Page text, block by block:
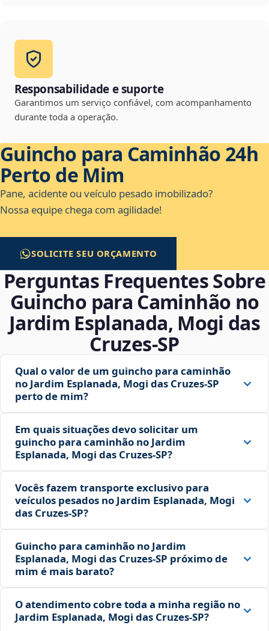
Responsabilidade e suporte
Garantimos um serviço confiável, com acompanhamento
durante toda a operação.
Guincho para Caminhão 24h
Perto de Mim
Pane, acidente ou veículo pesado imobilizado?
Nossa equipe chega com agilidade!
SOLICITE SEU ORÇAMENTO
Perguntas Frequentes Sobre
Guincho para Caminhão no
Jardim Esplanada, Mogi das
Cruzes‑SP
Qual o valor de um guincho para caminhão
no Jardim Esplanada, Mogi das Cruzes‑SP
perto de mim?
Em quais situações devo solicitar um
guincho para caminhão no Jardim
Esplanada, Mogi das Cruzes‑SP?
Vocês fazem transporte exclusivo para
veículos pesados no Jardim Esplanada, Mogi
das Cruzes‑SP?
Guincho para caminhão no Jardim
Esplanada, Mogi das Cruzes‑SP próximo de
mim é mais barato?
O atendimento cobre toda a minha região no
Jardim Esplanada, Mogi das Cruzes‑SP?